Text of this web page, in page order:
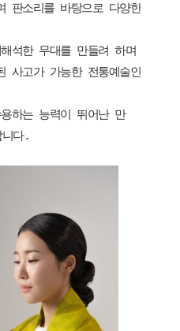
판소리를 바탕으로 다양한
석한 무대를 만들려 하며
사고가 가능한 전통예술인
하는 능력이 뛰어난 만
다.